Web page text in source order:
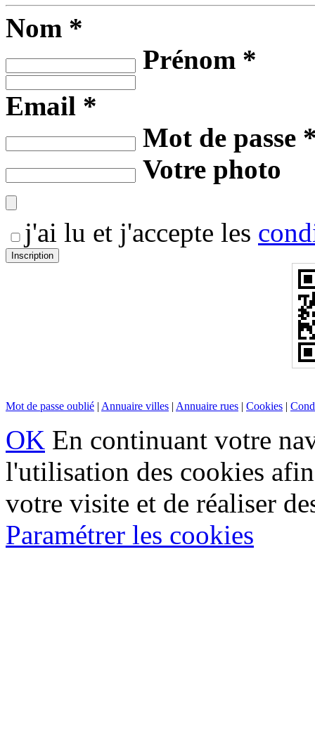
Nom *
Prénom *
Email *
Mot de passe
Votre photo
j'ai lu et j'accepte les
Mot de passe oublié | Annuaire villes | Annuaire rues | Cookies |
OK En continuant votre
l'utilisation des cookies
votre visite et de réaliser
Paramétrer les cookies